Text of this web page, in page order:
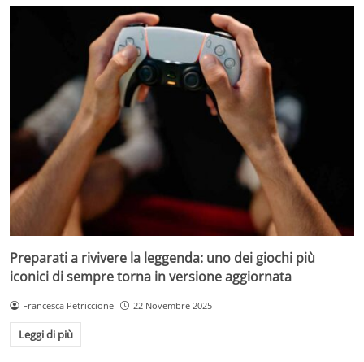
Preparati a rivivere la leggenda: uno dei giochi più
iconici di sempre torna in versione aggiornata
Francesca Petriccione 22 Novembre 2025
Leggi di più